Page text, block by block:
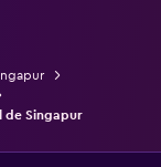
de Singapur